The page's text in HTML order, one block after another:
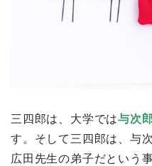
三四郎は、大学では与次
す。そして三四郎は、与
広田先生の弟子だという